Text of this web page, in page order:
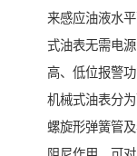
来感应油液水
式油表无需电
高、低位报警功
机械式油表分
螺旋形弹簧管